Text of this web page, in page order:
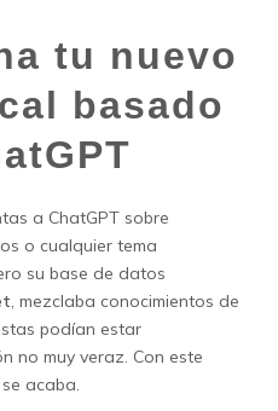
tu nuevo
basado
a ChatGPT sobre
o cualquier tema
su base de datos
, mezclaba conocimientos de
podían estar
no muy veraz. Con este
acaba.